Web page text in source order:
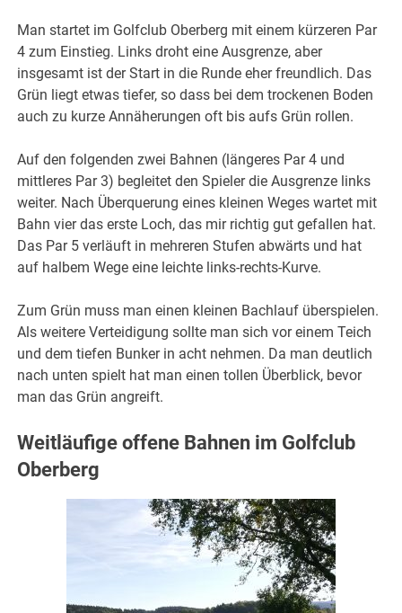
Man startet im Golfclub Oberberg mit einem kürzeren Par
4 zum Einstieg. Links droht eine Ausgrenze, aber
insgesamt ist der Start in die Runde eher freundlich. Das
Grün liegt etwas tiefer, so dass bei dem trockenen Boden
auch zu kurze Annäherungen oft bis aufs Grün rollen.
Auf den folgenden zwei Bahnen (längeres Par 4 und
mittleres Par 3) begleitet den Spieler die Ausgrenze links
weiter. Nach Überquerung eines kleinen Weges wartet mit
Bahn vier das erste Loch, das mir richtig gut gefallen hat.
Das Par 5 verläuft in mehreren Stufen abwärts und hat
auf halbem Wege eine leichte links-rechts-Kurve.
Zum Grün muss man einen kleinen Bachlauf überspielen.
Als weitere Verteidigung sollte man sich vor einem Teich
und dem tiefen Bunker in acht nehmen. Da man deutlich
nach unten spielt hat man einen tollen Überblick, bevor
man das Grün angreift.
Weitläufige offene Bahnen im Golfclub
Oberberg